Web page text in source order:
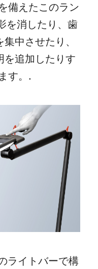
備えたこのラン
を消したり、歯
中させたり、
を追加したりす
す。.
ライトバーで構